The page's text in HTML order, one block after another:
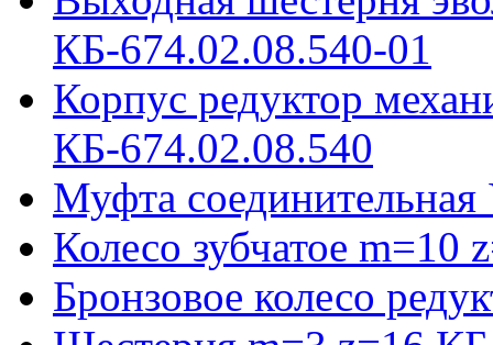
КБ-674.02.08.540-01
Корпус редуктор
КБ-674.02.08.540
Муфта соединительная
Колесо зубчатое
Бронзовое колесо